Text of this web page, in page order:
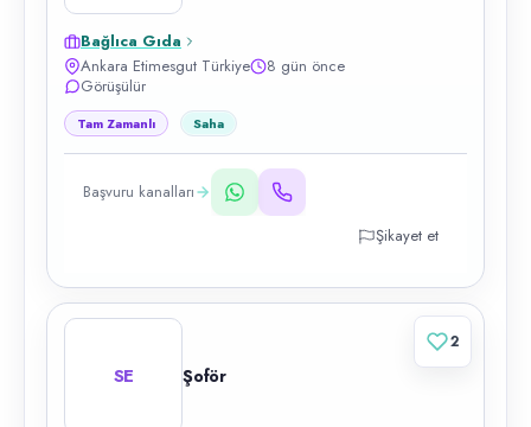
Bağlıca Gıda
Ankara Etimesgut Türkiye
8 gün önce
Görüşülür
Tam Zamanlı Saha
Başvuru kanalları
Şikayet et
SE Şoför
2